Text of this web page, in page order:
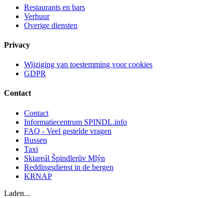
Restaurants en bars
Verhuur
Overige diensten
Privacy
Wijziging van toestemming voor cookies
GDPR
Contact
Contact
Informatiecentrum SPINDL.info
FAQ - Veel gestelde vragen
Bussen
Taxi
Skiareál Špindlerův Mlýn
Reddingsdienst in de bergen
KRNAP
Laden...